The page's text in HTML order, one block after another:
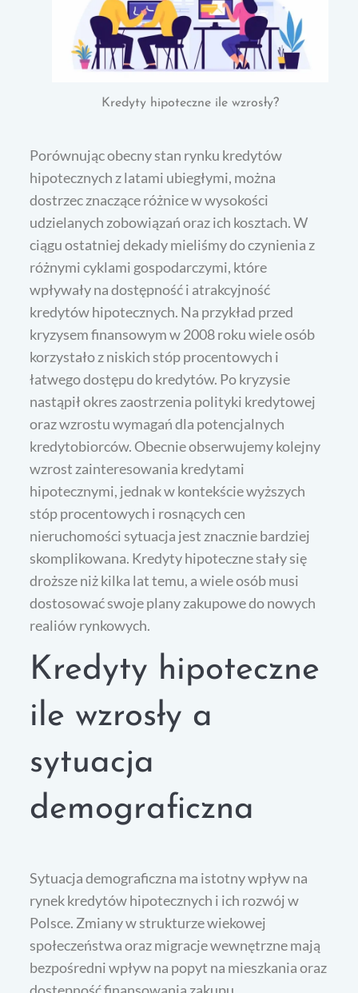
Kredyty hipoteczne ile wzrosły?
Porównując obecny stan rynku kredytów
hipotecznych z latami ubiegłymi, można
dostrzec znaczące różnice w wysokości
udzielanych zobowiązań oraz ich kosztach. W
ciągu ostatniej dekady mieliśmy do czynienia z
różnymi cyklami gospodarczymi, które
wpływały na dostępność i atrakcyjność
kredytów hipotecznych. Na przykład przed
kryzysem finansowym w 2008 roku wiele osób
korzystało z niskich stóp procentowych i
łatwego dostępu do kredytów. Po kryzysie
nastąpił okres zaostrzenia polityki kredytowej
oraz wzrostu wymagań dla potencjalnych
kredytobiorców. Obecnie obserwujemy kolejny
wzrost zainteresowania kredytami
hipotecznymi, jednak w kontekście wyższych
stóp procentowych i rosnących cen
nieruchomości sytuacja jest znacznie bardziej
skomplikowana. Kredyty hipoteczne stały się
droższe niż kilka lat temu, a wiele osób musi
dostosować swoje plany zakupowe do nowych
realiów rynkowych.
Kredyty hipoteczne
ile wzrosły a
sytuacja
demograficzna
Sytuacja demograficzna ma istotny wpływ na
rynek kredytów hipotecznych i ich rozwój w
Polsce. Zmiany w strukturze wiekowej
społeczeństwa oraz migracje wewnętrzne mają
bezpośredni wpływ na popyt na mieszkania oraz